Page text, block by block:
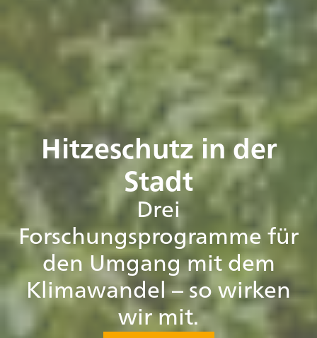
Hitzeschutz in der
Stadt
Drei
Forschungsprogramme für
den Umgang mit dem
Klimawandel – so wirken
wir mit.